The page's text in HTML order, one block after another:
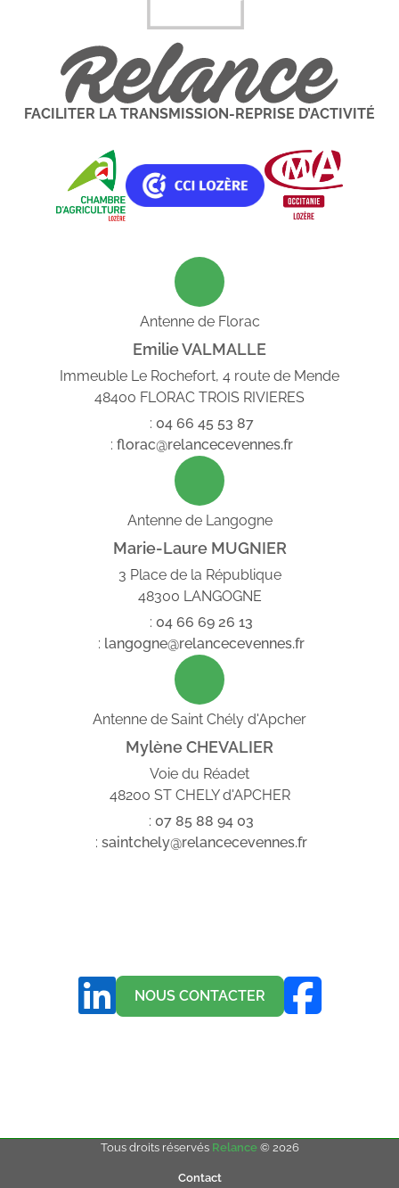
FACILITER LA TRANSMISSION-REPRISE D’ACTIVITÉ
Antenne de Florac
Emilie VALMALLE
Immeuble Le Rochefort, 4 route de Mende
48400 FLORAC TROIS RIVIERES
: 04 66 45 53 87
: florac@relancecevennes.fr
Antenne de Langogne
Marie-Laure MUGNIER
3 Place de la République
48300 LANGOGNE
: 04 66 69 26 13
: langogne@relancecevennes.fr
Antenne de Saint Chély d'Apcher
Mylène CHEVALIER
Voie du Réadet
48200 ST CHELY d'APCHER
: 07 85 88 94 03
: saintchely@relancecevennes.fr
NOUS CONTACTER
Tous droits réservés Relance© 2026
Contact